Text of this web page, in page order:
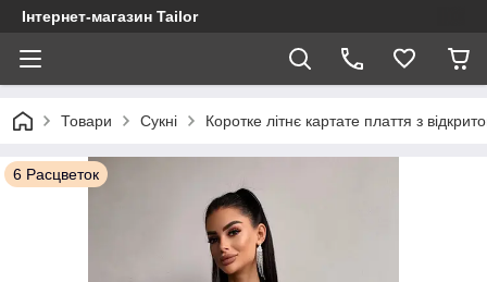
Інтернет-магазин Tailor
Товари Сукні Коротке літнє картате плаття з
6 Расцветок